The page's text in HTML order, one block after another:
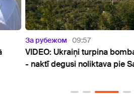
За рубежом 09:57
VIDEO: Ukraiņi turpina
- naktī degusi noliktava pie